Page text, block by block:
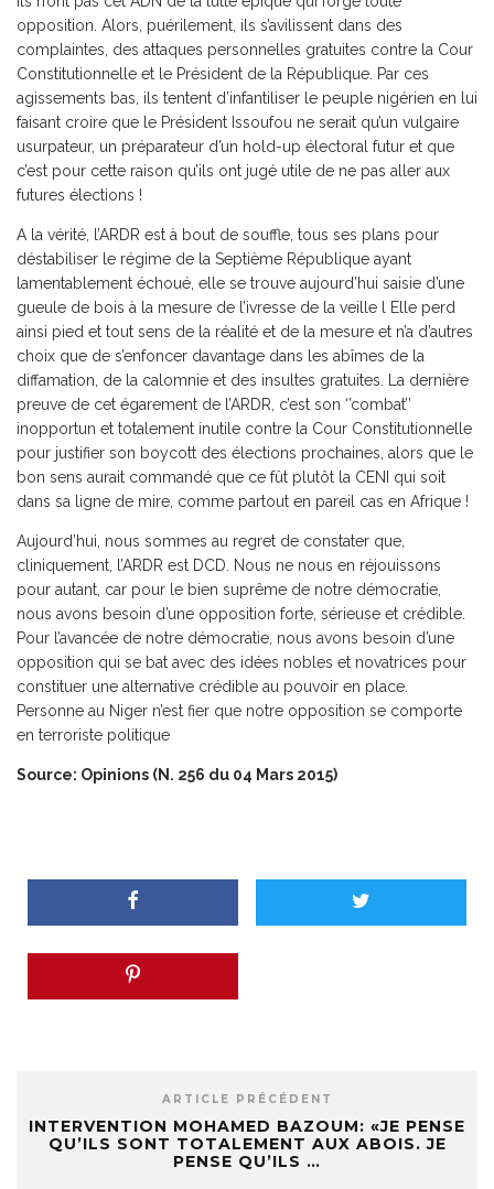
opposition. Alors, puérilement, ils s’avilissent dans des
complaintes, des attaques personnelles gratuites contre la Cour
Constitutionnelle et le Président de la République. Par ces
agissements bas, ils tentent d’infantiliser le peuple nigérien en lui
faisant croire que le Président Issoufou ne serait qu’un vulgaire
usurpateur, un préparateur d’un hold-up électoral futur et que
c’est pour cette raison qu’ils ont jugé utile de ne pas aller aux
futures élections !
A la vérité, l’ARDR est à bout de souffle, tous ses plans pour
déstabiliser le régime de la Septième République ayant
lamentablement échoué, elle se trouve aujourd’hui saisie d’une
gueule de bois à la mesure de l’ivresse de la veille l Elle perd
ainsi pied et tout sens de la réalité et de la mesure et n’a d’autres
choix que de s’enfoncer davantage dans les abîmes de la
diffamation, de la calomnie et des insultes gratuites. La dernière
preuve de cet égarement de l’ARDR, c’est son ‘’combat’’
inopportun et totalement inutile contre la Cour Constitutionnelle
pour justifier son boycott des élections prochaines, alors que le
bon sens aurait commandé que ce fût plutôt la CENI qui soit
dans sa ligne de mire, comme partout en pareil cas en Afrique !
Aujourd’hui, nous sommes au regret de constater que,
cliniquement, l’ARDR est DCD. Nous ne nous en réjouissons
pour autant, car pour le bien suprême de notre démocratie,
nous avons besoin d’une opposition forte, sérieuse et crédible.
Pour l’avancée de notre démocratie, nous avons besoin d’une
opposition qui se bat avec des idées nobles et novatrices pour
constituer une alternative crédible au pouvoir en place.
Personne au Niger n’est fier que notre opposition se comporte
en terroriste politique
Source: Opinions (N. 256 du 04 Mars 2015)
ARTICLE PRÉCÉDENT
INTERVENTION MOHAMED BAZOUM: «JE PENSE
QU’ILS SONT TOTALEMENT AUX ABOIS. JE
PENSE QU’ILS …